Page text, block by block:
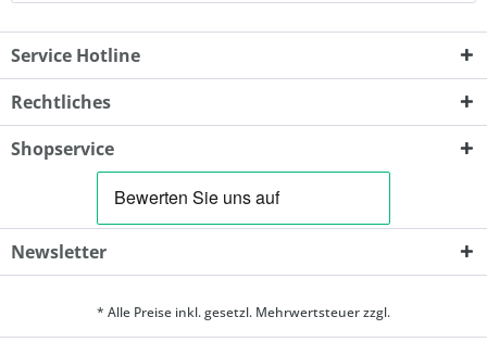
Service Hotline
Rechtliches
Shopservice
Newsletter
* Alle Preise inkl. gesetzl. Mehrwertsteuer zzgl.